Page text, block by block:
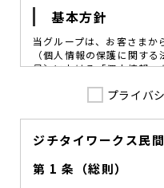
基本方針
当グループは、お客さま
（個人情報の保護に関す
号〕における「個人情報
図ることが、重要な社会
を定め、役員及び従業員
組みを徹底させることによ
に努めてまいります。
プライバ
ジチタイワークス民
第 1 条（総則）